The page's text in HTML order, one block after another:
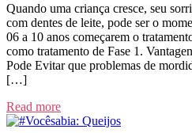
Quando uma criança cresce, seu
com dentes de leite, pode ser o
06 a 10 anos começarem o
como tratamento de Fase 1.
Pode Evitar que problemas de
[…]
Read more